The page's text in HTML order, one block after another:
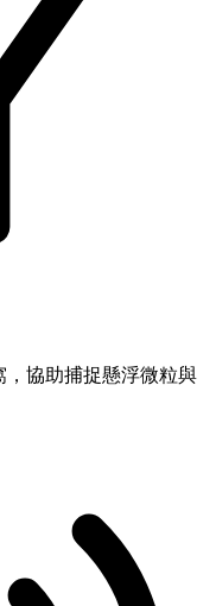
，協助捕捉懸浮微粒與